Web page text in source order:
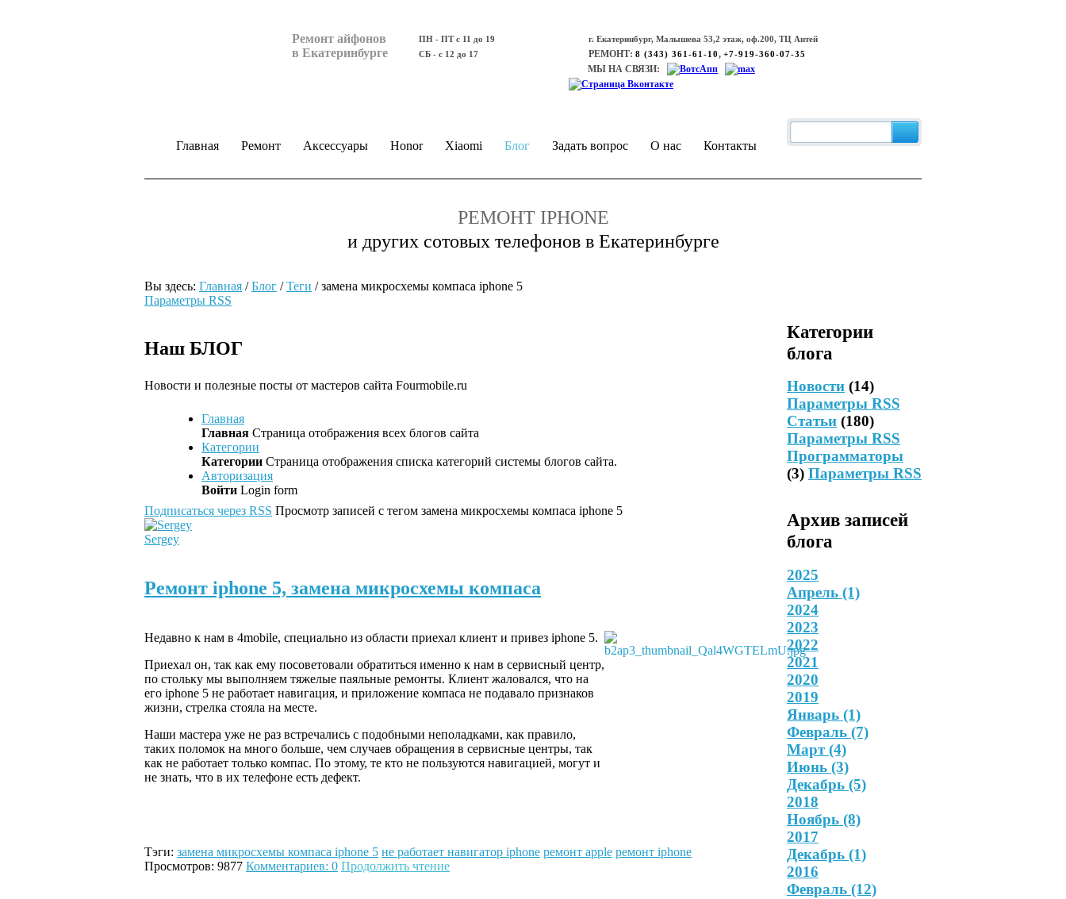
Ремонт айфонов
в Екатеринбурге
ПН - ПТ с 11 до 19
СБ - с 12 до 17
г. Екатеринбург, Малышева 53,2 этаж, оф.200, ТЦ Антей
РЕМОНТ: 8 (343) 361-61-10, +7-919-360-07-35
МЫ НА СВЯЗИ:
Главная Ремонт Аксессуары Honor Xiaomi Блог Задать вопрос О нас Контакты
РЕМОНТ IPHONE
и других сотовых телефонов в Екатеринбурге
Вы здесь: Главная /Блог /Теги /замена микросхемы компаса iphone 5
Параметры RSS
Наш БЛОГ
Новости и полезные посты от мастеров сайта Fourmobile.ru
Главная
Главная Страница отображения всех блогов сайта
Категории
Категории Страница отображения списка категорий системы блогов сайта.
Авторизация
Войти Login form
Подписаться через RSS Просмотр записей с тегом замена микросхемы компаса iphone 5
Sergey
Ремонт iphone 5, замена микросхемы компаса
Недавно к нам в 4mobile, специально из области приехал клиент и привез iphone 5.
Приехал он, так как ему посоветовали обратиться именно к нам в сервисный центр,
по стольку мы выполняем тяжелые паяльные ремонты. Клиент жаловался, что на
его iphone 5 не работает навигация, и приложение компаса не подавало признаков
жизни, стрелка стояла на месте.
Наши мастера уже не раз встречались с подобными неполадками, как правило,
таких поломок на много больше, чем случаев обращения в сервисные центры, так
как не работает только компас. По этому, те кто не пользуются навигацией, могут и
не знать, что в их телефоне есть дефект.
Тэги: замена микросхемы компаса iphone 5 не работает навигатор iphone ремонт apple ремонт iphone
Просмотров: 9877 Комментариев: 0 Продолжить чтение
Категории
блога
Новости (14)
Параметры RSS
Статьи (180)
Параметры RSS
Программаторы
(3) Параметры RSS
Архив записей
блога
2025
Апрель (1)
2024
2023
2022
2021
2020
2019
Январь (1)
Февраль (7)
Март (4)
Июнь (3)
Декабрь (5)
2018
Ноябрь (8)
2017
Декабрь (1)
2016
Февраль (12)